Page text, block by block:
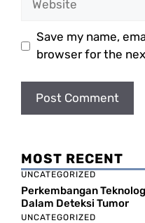
Save my name,
browser for the
MOST RECENT
UNCATEGORIZED
Perkembangan
Dalam Deteksi Tumor
UNCATEGORIZED